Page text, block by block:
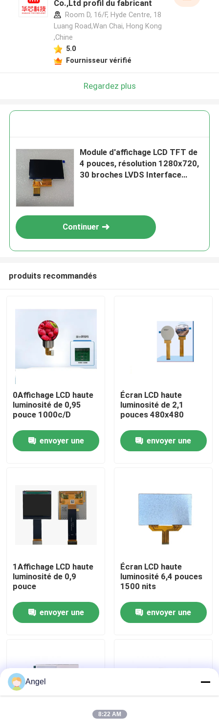
Maison
Vidéos
Exposition de VR
Au sujet de nous
Demandez une citation
Affichage d'affichage à cristaux liquides TFT
Co.,Ltd profil du fabricant
Room D, 16/F, Hyde Centre, 18
Luang Road,Wan Chai, Hong Kong
,Chine
5.0
Fournisseur vérifié
Regardez plus
Module d'affichage LCD TFT de
4 pouces, résolution 1280x720,
30 broches LVDS Interface
Continuer
produits recommandés
0Affichage LCD haute
luminosité de 0,95
pouce 1000c/D
envoyer une
Écran LCD haute
luminosité de 2,1
pouces 480x480
envoyer une
1Affichage LCD haute
luminosité de 0,9
pouce
envoyer une
Écran LCD haute
luminosité 6,4 pouces
1500 nits
envoyer une
Angel
8:22 AM